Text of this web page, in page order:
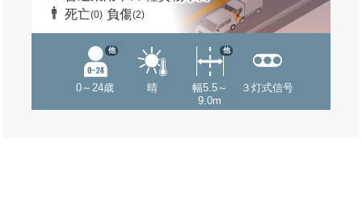
死亡(0) 負傷(2)
0～24歳
他
晴
幅5.5～
9.0m
他
３灯式信号